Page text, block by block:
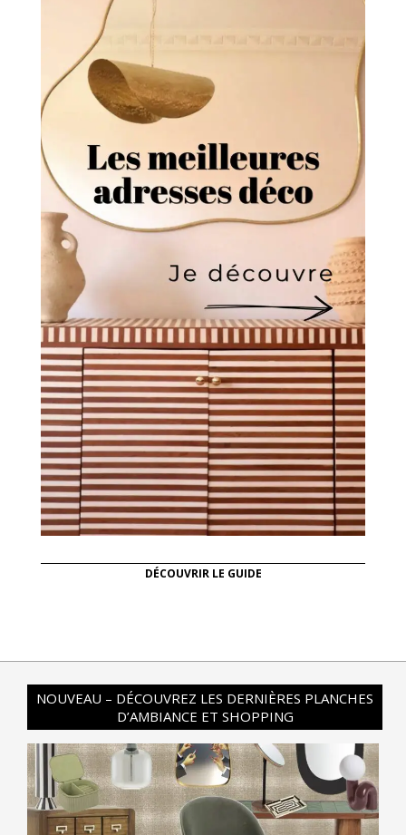
DÉCOUVRIR LE GUIDE
NOUVEAU – DÉCOUVREZ LES DERNIÈRES PLANCHES
D’AMBIANCE ET SHOPPING